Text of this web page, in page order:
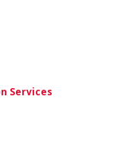
Services